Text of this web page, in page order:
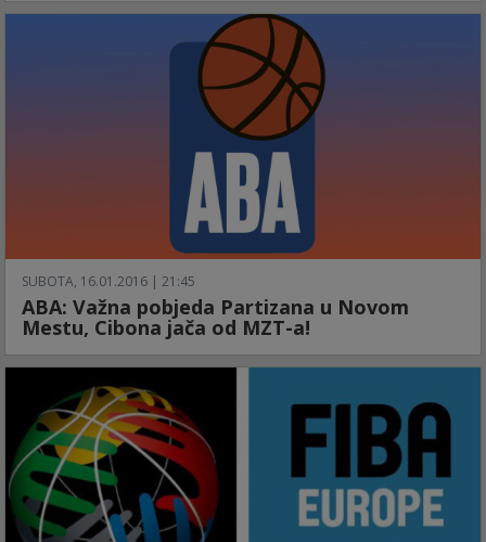
SUBOTA, 16.01.2016 | 21:45
ABA: Važna pobjeda Partizana u Novom
Mestu, Cibona jača od MZT-a!